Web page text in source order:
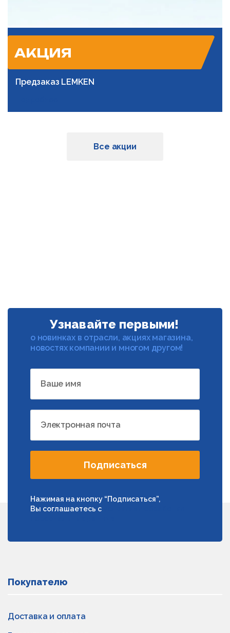
АКЦИЯ
Предзаказ LEMKEN
Все акции
Узнавайте первыми!
о новинках в отрасли, акциях магазина,
новостях компании и многом другом!
Ваше имя
Электронная почта
Подписаться
Нажимая на кнопку “Подписаться”,
Вы соглашаетесь с
Покупателю
Доставка и оплата